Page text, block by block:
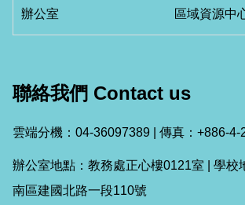
辦公室
區域資源中
聯絡我們 Contact us
雲端分機：04-36097389 | 傳真：+886-4-
辦公室地點：教務處正心樓0121室 | 學校
南區建國北路一段110號